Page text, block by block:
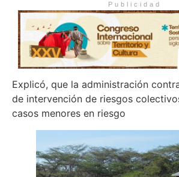
Publicidad
Explicó, que la administración
de intervención de riesgos
casos menores en riesgo